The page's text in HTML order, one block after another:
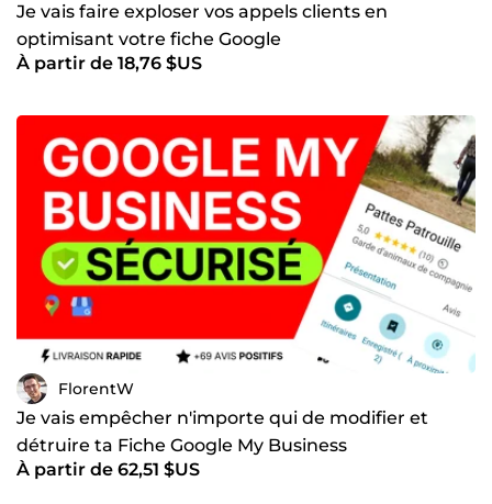
Je vais faire exploser vos appels clients en
optimisant votre fiche Google
À partir de 18,76 $US
FlorentW
Je vais empêcher n'importe qui de modifier et
détruire ta Fiche Google My Business
À partir de 62,51 $US